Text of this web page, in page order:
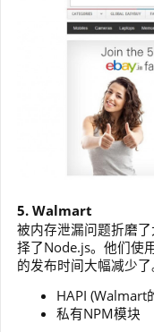
5. Walmart
被内存泄漏问题折磨
择了Node.js。他们使
的发布时间大幅减少
HAPI (Walmart
私有NPM模块